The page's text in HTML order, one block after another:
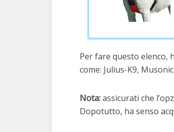
Per fare questo elenco,
come: Julius-K9,
Nota:assicurati che
Dopotutto, ha senso